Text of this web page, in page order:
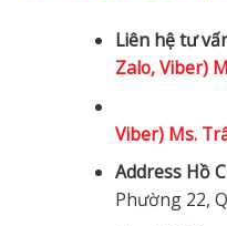
Liên hệ tư
Zalo, Viber)
Viber) Ms.
Address Hồ
Phường 22,